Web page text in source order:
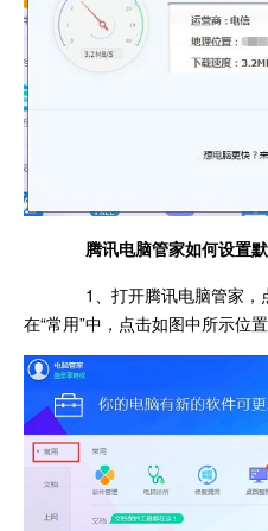
腾讯电脑管家如何设置
1、打开腾讯电脑管家，
在“常用”中，点击如图中所示位置